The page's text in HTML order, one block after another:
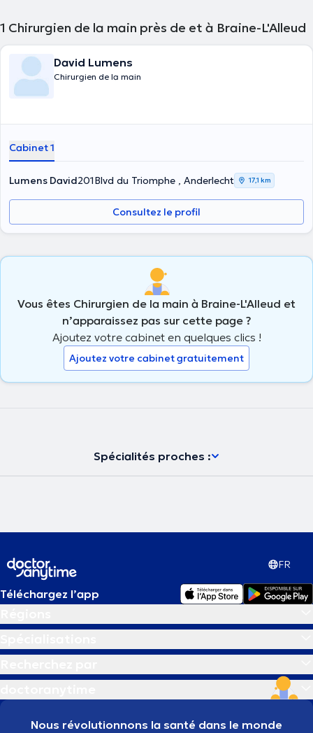
1 Chirurgien de la main près de et à Braine-L'Alleud
David Lumens
Chirurgien de la main
Cabinet 1
Lumens David201Blvd du Triomphe , Anderlecht 17,1 km
Consultez le profil
Vous êtes Chirurgien de la main à Braine-L'Alleud et
n’apparaissez pas sur cette page ?
Ajoutez votre cabinet en quelques clics !
Ajoutez votre cabinet gratuitement
Spécialités proches :
FR
Téléchargez l’app
Nous révolutionnons la santé dans le monde